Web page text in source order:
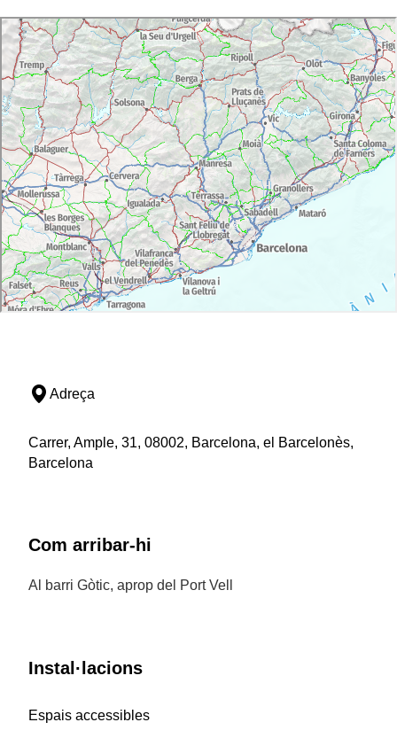
Adreça
Carrer, Ample, 31, 08002, Barcelona, el Barcelonès,
Barcelona
Com arribar-hi
Al barri Gòtic, aprop del Port Vell
Instal·lacions
Espais accessibles